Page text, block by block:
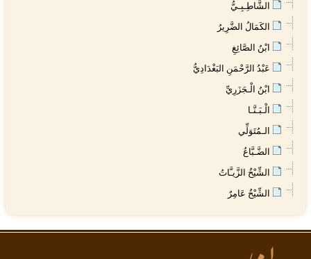
الشَّاطِـبِـيُّ
الكَمَالُ الضَّرِيرُ
ابْنُ الصَّائِغِ
عَبْدُ الرَّحْمَنِ البَغْدَادِيُّ
ابْنُ الْـجَزَرِيِّ
الْـبَـنَّـا
الـمُتَوَلِّي
الضَّـبَّاعُ
الشِّيْخُ الزَّيـَّاتُ
الشِّيْخُ عَامِرٌ